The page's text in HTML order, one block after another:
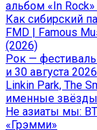
альбом «In
Как сибирский
FMD | Famous
(2026)
Рок —
и 30 августа
Linkin Park, The
именные звёзды
Не азиаты мы:
«Грэмми»